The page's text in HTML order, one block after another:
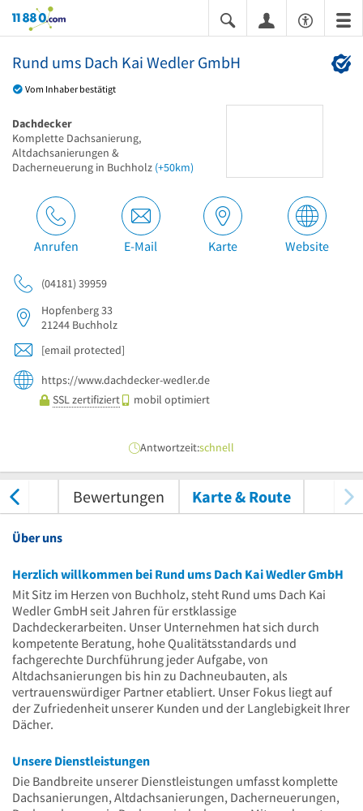
11880.com
Rund ums Dach Kai Wedler GmbH
Vom Inhaber bestätigt
Dachdecker
Komplette Dachsanierung,
Altdachsanierungen &
Dacherneuerung in Buchholz (+50km)
Anrufen E-Mail Karte Website
(04181) 39959
Hopfenberg 33
21244 Buchholz
[email protected]
https://www.dachdecker-wedler.de
SSL zertifiziert
mobil optimiert
Antwortzeit:schnell
Bewertungen Karte & Route
Über uns
Herzlich willkommen bei Rund ums Dach Kai Wedler GmbH
Mit Sitz im Herzen von Buchholz, steht Rund ums Dach Kai
Wedler GmbH seit Jahren für erstklassige
Dachdeckerarbeiten. Unser Unternehmen hat sich durch
kompetente Beratung, hohe Qualitätsstandards und
fachgerechte Durchführung jeder Aufgabe, von
Altdachsanierungen bis hin zu Dachneubauten, als
vertrauenswürdiger Partner etabliert. Unser Fokus liegt auf
der Zufriedenheit unserer Kunden und der Langlebigkeit Ihrer
Dächer.
Unsere Dienstleistungen
Die Bandbreite unserer Dienstleistungen umfasst komplette
Dachsanierungen, Altdachsanierungen, Dacherneuerungen,